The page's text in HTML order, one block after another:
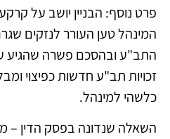
פרט נוסף: הבניין יושב על
המינהל טען העורר לנזקים
התב"ע ובהסכם פשרה שהגיע
זכויות תב"ע חדשות כפיצוי
כלשהי למינהל.
השאלה שנדונה בפסק הדין –